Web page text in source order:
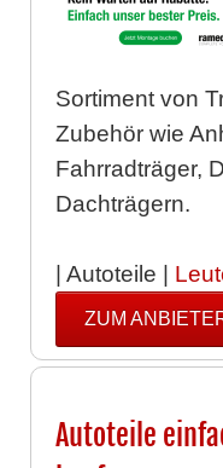
Sortiment von
Zubehör wie
Fahrradträger,
Dachträgern.
| Autoteile |
ZUM
Autoteile